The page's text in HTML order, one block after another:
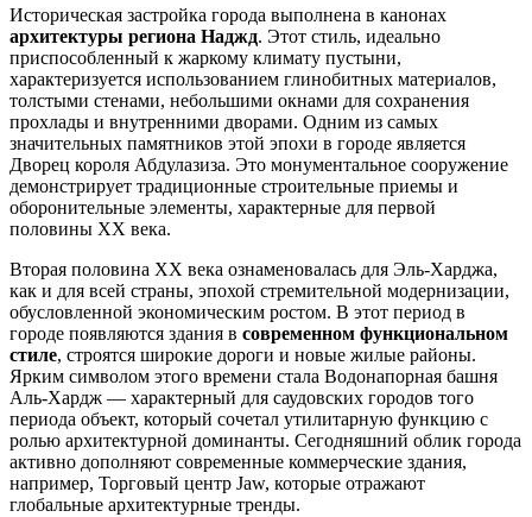
Историческая застройка города выполнена в канонах
архитектуры региона Наджд. Этот стиль, идеально
приспособленный к жаркому климату пустыни,
характеризуется использованием глинобитных материалов,
толстыми стенами, небольшими окнами для сохранения
прохлады и внутренними дворами. Одним из самых
значительных памятников этой эпохи в городе является
Дворец короля Абдулазиза. Это монументальное сооружение
демонстрирует традиционные строительные приемы и
оборонительные элементы, характерные для первой
половины XX века.
Вторая половина XX века ознаменовалась для Эль-Харджа,
как и для всей страны, эпохой стремительной модернизации,
обусловленной экономическим ростом. В этот период в
городе появляются здания в современном функциональном
стиле, строятся широкие дороги и новые жилые районы.
Ярким символом этого времени стала Водонапорная башня
Аль-Хардж — характерный для саудовских городов того
периода объект, который сочетал утилитарную функцию с
ролью архитектурной доминанты. Сегодняшний облик города
активно дополняют современные коммерческие здания,
например, Торговый центр Jaw, которые отражают
глобальные архитектурные тренды.